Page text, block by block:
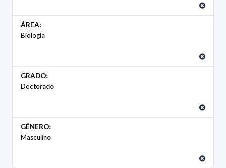
ÁREA:
Biología
GRADO:
Doctorado
GÉNERO:
Masculino